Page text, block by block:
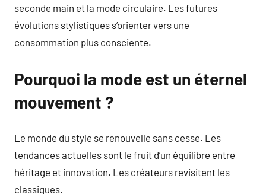
seconde main et la mode circulaire. Les futures
évolutions stylistiques s’orienter vers une
consommation plus consciente.
Pourquoi la mode est un éternel
mouvement ?
Le monde du style se renouvelle sans cesse. Les
tendances actuelles sont le fruit d’un équilibre entre
héritage et innovation. Les créateurs revisitent les
classiques.